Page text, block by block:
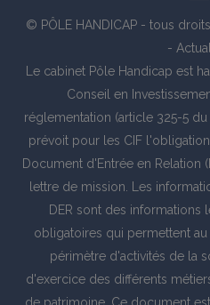
© PÔLE HANDICAP - tous
-
Le cabinet Pôle Handicap est
Conseil en
réglementation (article 325-5
prévoit pour les CIF
Document d'Entrée en Relation
lettre de mission. Les
DER sont des informations
obligatoires qui permettent
périmètre d'activités de la
d'exercice des différents